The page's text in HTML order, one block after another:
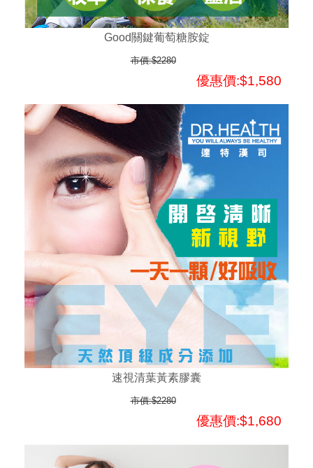
Good關鍵葡萄糖胺錠
市價:$2280
優惠價:$1,580
速視清葉黃素膠囊
市價:$2280
優惠價:$1,680